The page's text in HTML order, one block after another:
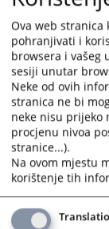
Press
the
question
mark
key
to
get
the
keyboard
shortcuts
for
changing
dates.
21.02.2024.
25.12.2023.
Izmjena i
15.11.2023.
Izmjena i
31.10.2023.
Izmjena i
08.12.2022.
Izmena i
Ova web stranica
pohranjivati i
browsera i vašeg
sesiji unutar
Neke od ovih
stranica ne bi
neke nisu prijeko
procjenu nivoa
stranice...).
Na ovom mjestu
korištenje tih